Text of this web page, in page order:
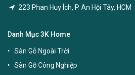
223 Phan Huy Ích, P. An Hội Tây, HCM
Danh Mục 3K Home
Sàn Gỗ Ngoài Trời
Sàn Gỗ Công Nghiệp